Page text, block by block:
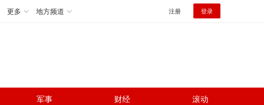
更多 地方频道 注册 登录
军事 财经 滚动